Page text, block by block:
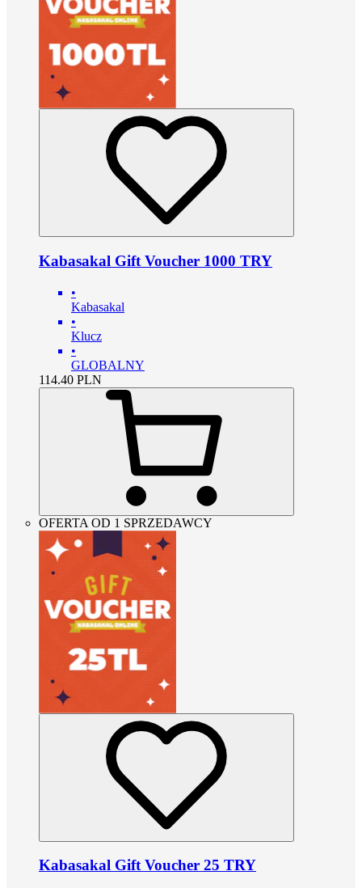
Kabasakal Gift Voucher 1000 TRY
•
Kabasakal
•
Klucz
•
GLOBALNY
114.40 PLN
OFERTA OD 1 SPRZEDAWCY
Kabasakal Gift Voucher 25 TRY